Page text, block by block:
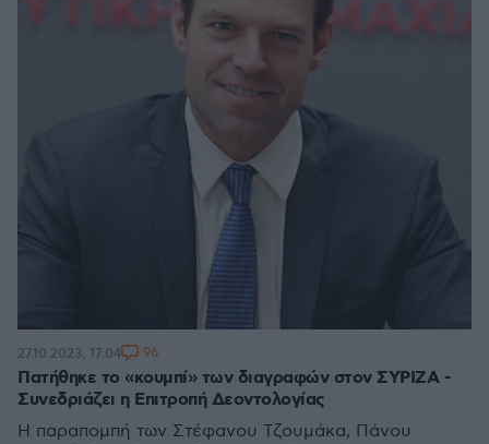
Πατήθηκε το «κουμπί» των διαγραφών στον ΣΥΡΙΖΑ -
Συνεδριάζει η Επιτροπή Δεοντολογίας
Η παραπομπή των Στέφανου Τζουμάκα, Πάνου
27.10.2023, 17:04 96